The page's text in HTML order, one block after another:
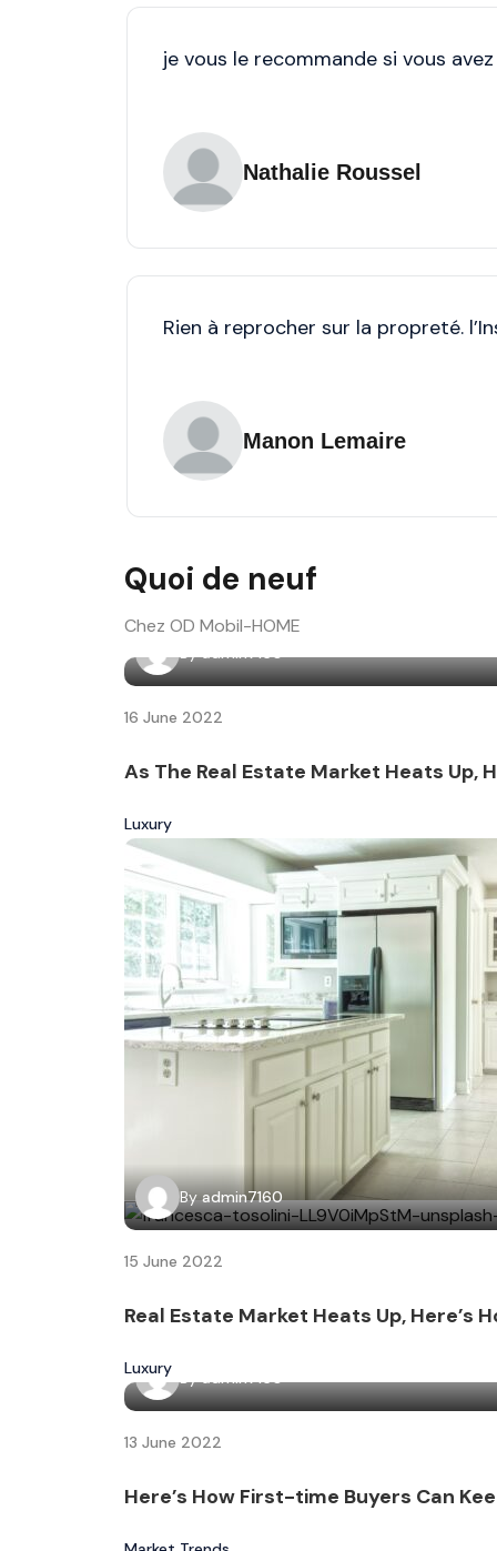
je vous le recommande si vous
Nathalie Roussel
Rien à reprocher sur la propreté.
Manon Lemaire
Quoi de neuf
Chez OD Mobil-HOME
Byadmin7160
16 June 2022
As The Real Estate Market Heats Up,
Luxury
Byadmin7160
15 June 2022
Real Estate Market Heats Up, Here’s
Luxury Byadmin7160
13 June 2022
Here’s How First-time Buyers Can